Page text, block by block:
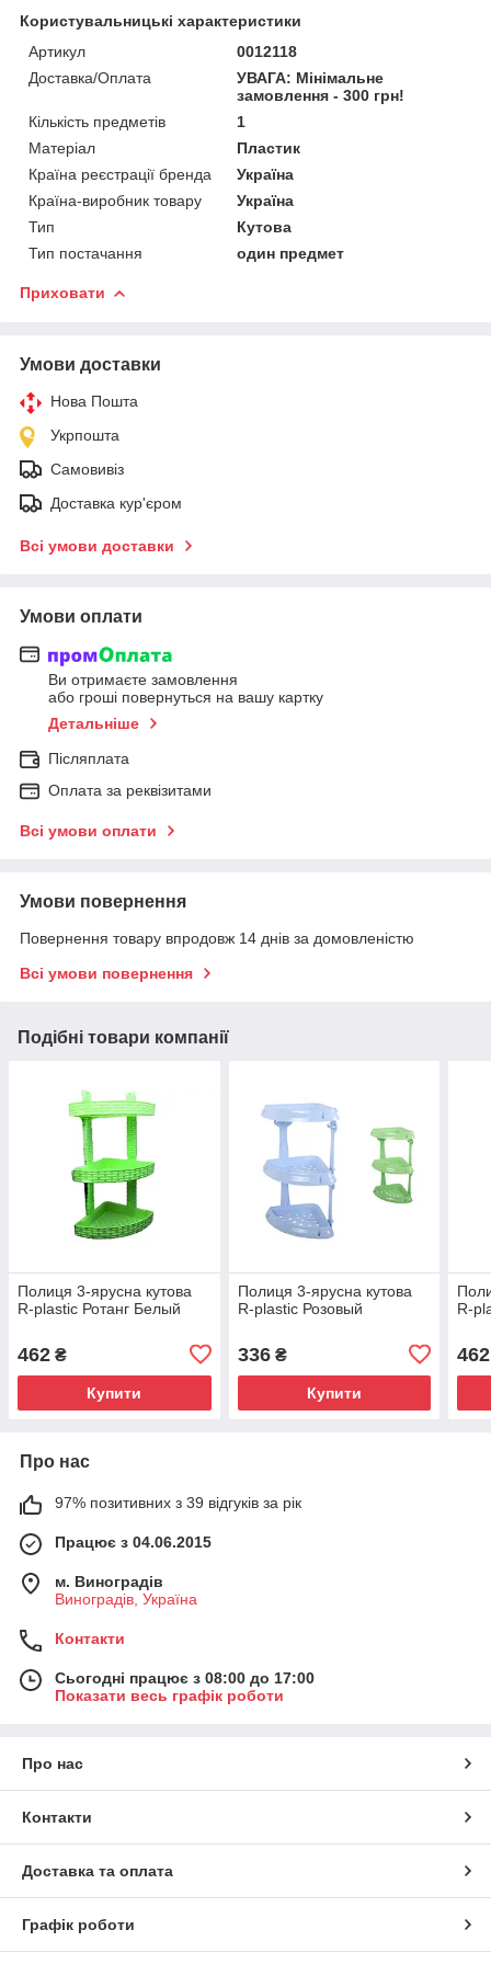
Користувальницькі характеристики
Артикул
0012118
Доставка/Оплата
УВАГА: Мінімальне
замовлення - 300 грн!
Кількість предметів
1
Матеріал
Пластик
Країна реєстрації бренда
Україна
Країна-виробник товару
Україна
Тип
Кутова
Тип постачання
один предмет
Приховати
Умови доставки
Нова Пошта
Укрпошта
Самовивіз
Доставка кур'єром
Всі умови доставки
Умови оплати
Ви отримаєте замовлення
або гроші повернуться на вашу картку
Детальніше
Післяплата
Оплата за реквізитами
Всі умови оплати
Умови повернення
Повернення товару впродовж 14 днів за домовленістю
Всі умови повернення
Подібні товари компанії
Полиця 3-ярусна кутова
R-plastic Ротанг Белый
462 ₴
Купити
Полиця 3-ярусна кутова
R-plastic Розовый
336₴
Купити
R-
462
Про нас
97% позитивних з 39 відгуків за рік
Працює з 04.06.2015
м. Виноградів
Виноградів, Україна
Контакти
Сьогодні працює з 08:00 до 17:00
Показати весь графік роботи
Про нас
Контакти
Доставка та оплата
Графік роботи